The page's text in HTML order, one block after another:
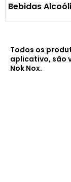
Bebidas
Todos os
aplicativo, são
Nok Nox.